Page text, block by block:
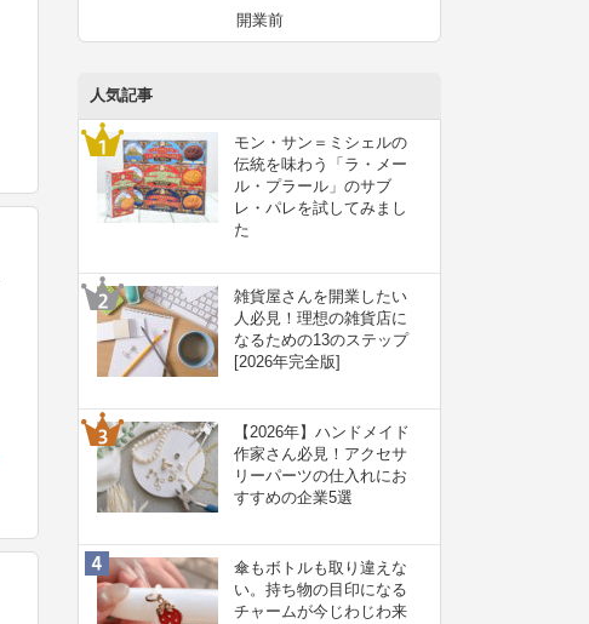
開業前
人気記事
モン・サン＝ミシェルの
伝統を味わう「ラ・メー
ル・プラール」のサブ
レ・パレを試してみまし
た
雑貨屋さんを開業したい
人必見！理想の雑貨店に
なるための13のステップ
[2026年完全版]
【2026年】ハンドメイド
作家さん必見！アクセサ
リーパーツの仕入れにお
すすめの企業5選
傘もボトルも取り違えな
い。持ち物の目印になる
チャームが今じわじわ来